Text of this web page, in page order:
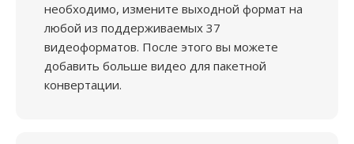
необходимо, измените выходной формат на
любой из поддерживаемых 37
видеоформатов. После этого вы можете
добавить больше видео для пакетной
конвертации.